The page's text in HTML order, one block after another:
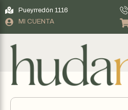
Pueyrredón 1116
MI CUENTA